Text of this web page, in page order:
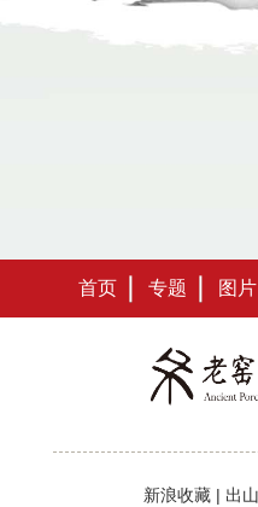
首页 专题 图片
新浪收藏 | 出